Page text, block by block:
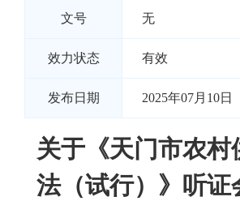
文号 无
效力状态 有效
发布日期 2025年07月10日
关于《天门市农
法（试行）》听